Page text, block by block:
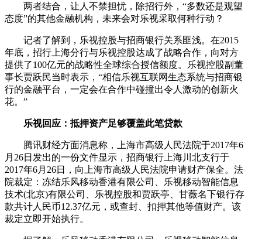
两者结合，让人不禁担忧，除招行外，“多数还是观望
态度”的其他金融机构，未来会对乐视采取何种行动？
记者了解到，乐视控股与招商银行关系匪浅。在2015
年底，招行上海分行与乐视控股达成了战略合作，向对方
提供了100亿元的战略性全球综合授信额度。乐视控股副董
事长贾跃民当时表示，“相信乐视互联网生态系统与招商银
行的金融平台，一定会在合作中碰撞出令人激动的创新火
花。”
乐视回应：抵押资产足够覆盖此笔贷款
腾讯财经方面消息称，上海市高级人民法院于2017年6
月26日发出的一份文件显示，招商银行上海川北支行于
2017年6月26日，向上海市高级人民法院申请财产保全。法
院裁定：冻结乐风移动香港有限公司、乐视移动智能信息
技术(北京)有限公司、乐视控股和贾跃亭、甘薇名下银行存
款共计人民币12.37亿元，或查封、扣押其他等值财产。该
裁定立即开始执行。